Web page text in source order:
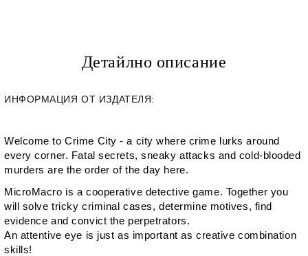
Детайлно описание
ИНФОРМАЦИЯ ОТ ИЗДАТЕЛЯ:
Welcome to Crime City - a city where crime lurks around
every corner. Fatal secrets, sneaky attacks and cold-blooded
murders are the order of the day here.
MicroMacro is a cooperative detective game. Together you
will solve tricky criminal cases, determine motives, find
evidence and convict the perpetrators.
An attentive eye is just as important as creative combination
skills!